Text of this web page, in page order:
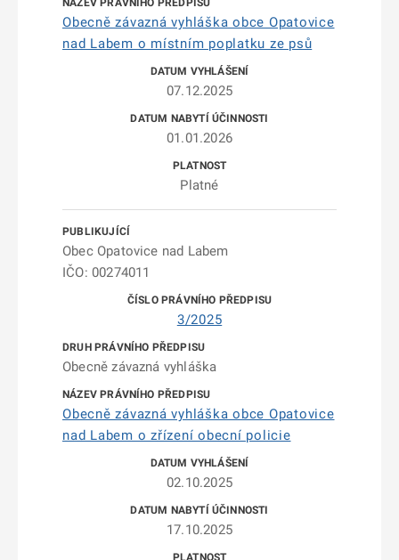
Obecně závazná vyhláška obce Opatovice
nad Labem o místním poplatku ze psů
07.12.2025
01.01.2026
Platné
Obec Opatovice nad Labem
IČO: 00274011
3/2025
Obecně závazná vyhláška
Obecně závazná vyhláška obce Opatovice
nad Labem o zřízení obecní policie
02.10.2025
17.10.2025